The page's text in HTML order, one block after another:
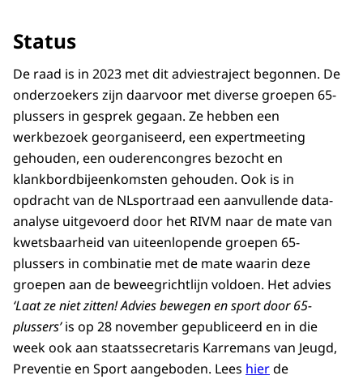
Status
De raad is in 2023 met dit adviestraject begonnen. De
onderzoekers zijn daarvoor met diverse groepen 65-
plussers in gesprek gegaan. Ze hebben een
werkbezoek georganiseerd, een expertmeeting
gehouden, een ouderencongres bezocht en
klankbordbijeenkomsten gehouden. Ook is in
opdracht van de NLsportraad een aanvullende data-
analyse uitgevoerd door het RIVM naar de mate van
kwetsbaarheid van uiteenlopende groepen 65-
plussers in combinatie met de mate waarin deze
groepen aan de beweegrichtlijn voldoen. Het advies
‘Laat ze niet zitten! Advies bewegen en sport door 65-
plussers’is op 28 november gepubliceerd en in die
week ook aan staatssecretaris Karremans van Jeugd,
Preventie en Sport aangeboden. Lees hierde